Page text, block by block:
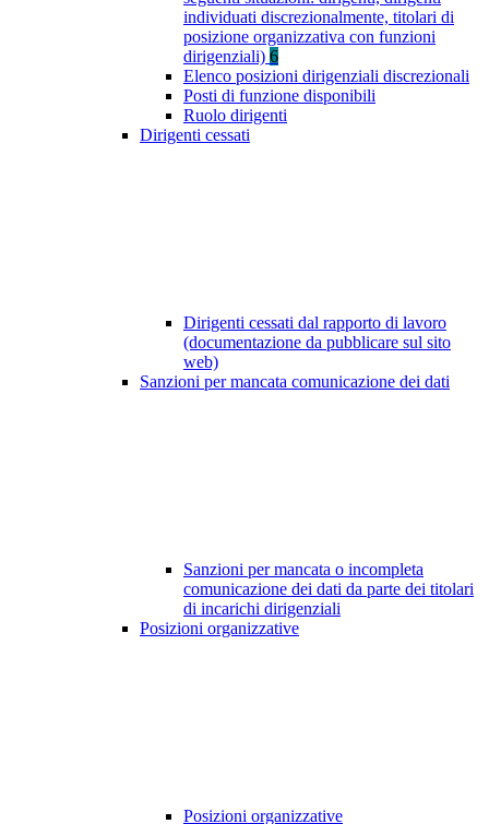
individuati discrezionalmente, titolari di
posizione organizzativa con funzioni
dirigenziali) 6
Elenco posizioni dirigenziali discrezionali
Posti di funzione disponibili
Ruolo dirigenti
Dirigenti cessati
Dirigenti cessati dal rapporto di lavoro
(documentazione da pubblicare sul sito
web)
Sanzioni per mancata comunicazione dei dati
Sanzioni per mancata o incompleta
comunicazione dei dati da parte dei titolari
di incarichi dirigenziali
Posizioni organizzative
Posizioni organizzative